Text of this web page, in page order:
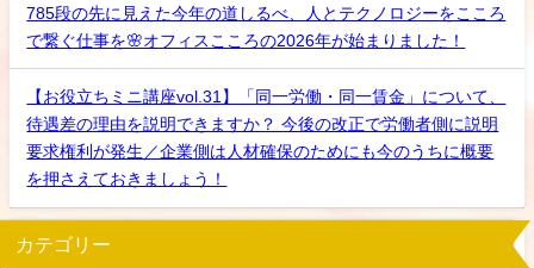
785段の先に見えた今年の道しるべ、人とテクノロジーをこころ
で繋ぐ仕事を🌸オフィスこころの2026年が始まりました！
【お役立ちミニ講座vol.31】「同一労働・同一賃金」について、
待遇差の理由を説明できますか？ 今後の改正で労働者側に説明
要求権利が発生／企業側は人材確保のためにも今のうちに概要
を押さえておきましょう！
カテゴリー